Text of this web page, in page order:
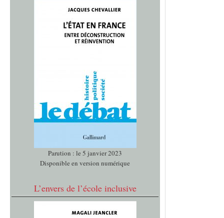
Parution : le 5 janvier 2023
Disponible en version numérique
L’envers de l’école inclusive